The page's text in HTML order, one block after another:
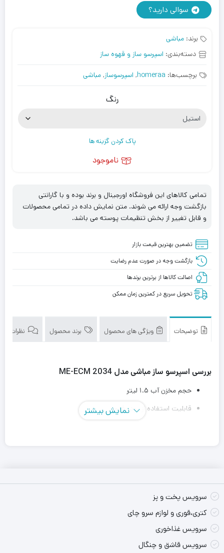
سوالی دارید؟
برند: مباشی
دسته‌بندی: اسپرسو ساز و قهوه ساز
برچسب‌ها: homeraa
, اسپرسوساز, مباشی
رنگ
پاک کردن گزینه ها
ناموجود
تمامی کالاهای این فروشگاه اورجینال و برند بوده و با گارانتی
بازگشت وجه ارائه می شوند. متن نمایش داده در تمامی محصولات
و قابل تغییر از بخش تنظیمات پوسته می باشد.
تضمین بهترین قیمت بازار
بازگشت وجه در صورت عدم رضایت
اصالت کالاها از برترین برندها
تحویل سریع در کمترین زمان ممکن
توضیحات ویژگی های محصول برند محصول نظرات (0)
بررسی اسپرسو ساز مباشی مدل ME-ECM 2034
حجم مخزن آب ۱.۵ لیتر
قابلیت استفاده از پودر قهوه
نتیجه و رضایت بهتر از این دستگاه به این نکات توجه فرمائید. این
نمایش بیشتر
سرویس پخت و پز
کتری،قوری و لوازم سرو چای
سرویس غذاخوری
سرویس قاشق و چنگال